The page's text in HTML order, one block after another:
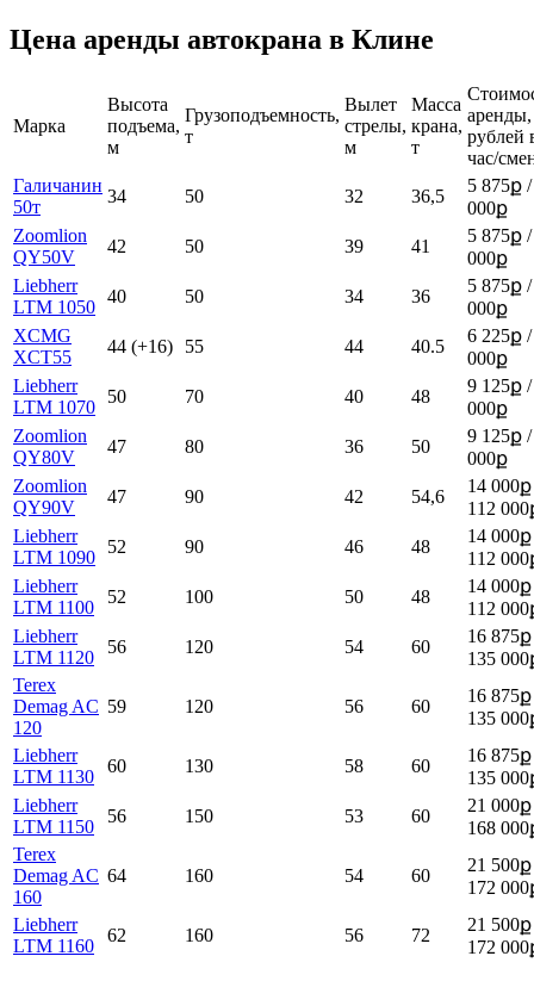
Цена аренды автокрана в Клине
Марка
Высота
подъема,
м
Грузоподъемность,
т
Вылет
стрелы,
м
Масса
крана,
т
аренды,
рублей
час/
Галичанин
50т
34 50 32 36,5
5 875ք
000ք
Zoomlion
QY50V
42 50 39 41
5 875ք
000ք
Liebherr
LTM 1050
40 50 34 36
5 875ք
000ք
XCMG
XCT55
44 (+16) 55 44 40.5
6 225ք
000ք
Liebherr
LTM 1070
50 70 40 48
9 125ք
000ք
Zoomlion
QY80V
47 80 36 50
9 125ք
000ք
Zoomlion
QY90V
47 90 42 54,6
14
112
Liebherr
LTM 1090
52 90 46 48
14
112
Liebherr
LTM 1100
52 100 50 48
14
112
Liebherr
LTM 1120
56 120 54 60
16
135
Terex
Demag AC
120
59 120 56 60
16
135
Liebherr
LTM 1130
60 130 58 60
16
135
Liebherr
LTM 1150
56 150 53 60
21
168
Terex
Demag AC
160
64 160 54 60
21
172
Liebherr
LTM 1160
62 160 56 72
21
172